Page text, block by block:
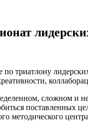
триатлону
сложном и
поставленных
методического